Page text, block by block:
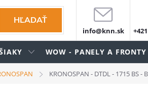
HĽADAŤ
info@knn.sk
WOW - PANELY A FRONTY
KRONOSPAN - DTDL - 1715 BS -